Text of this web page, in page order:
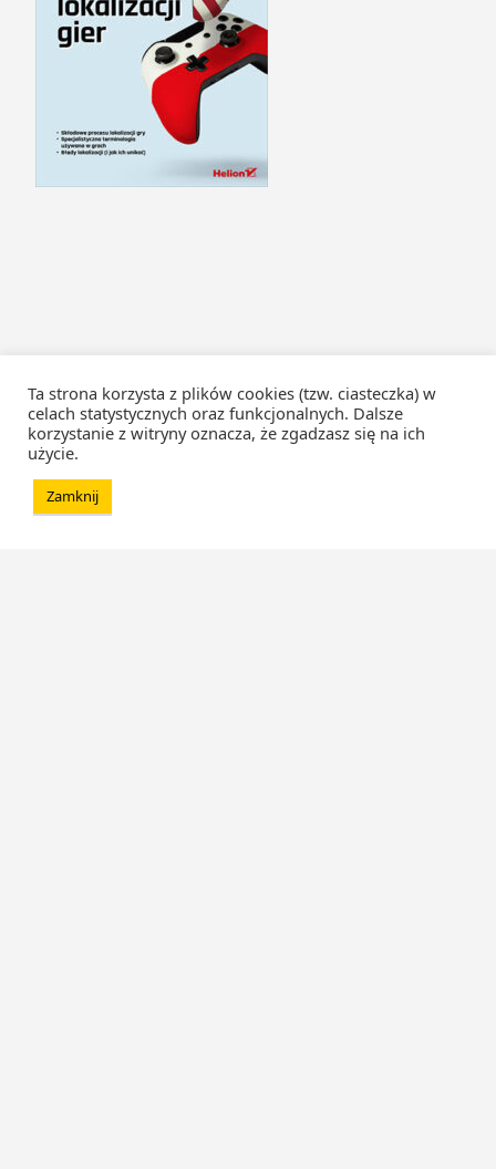
Ta strona korzysta z plików cookies (tzw. ciasteczka) w
celach statystycznych oraz funkcjonalnych. Dalsze
korzystanie z witryny oznacza, że zgadzasz się na ich
użycie.
Zamknij